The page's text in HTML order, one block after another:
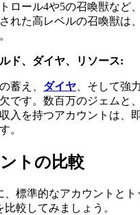
ロール4や5の召喚獣など
れた高レベルの召喚獣は
ド、ダイヤ、リソース:
蓄え、 ダイヤ、そして強
です。数百万のジェムと
入を持つアカウントは、
。
トの比較
、標準的なアカウントとト
較してみましょう。